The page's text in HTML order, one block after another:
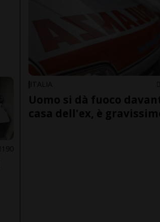
190
ITALIA
Uomo si dà fuoco
casa dell'ex, è